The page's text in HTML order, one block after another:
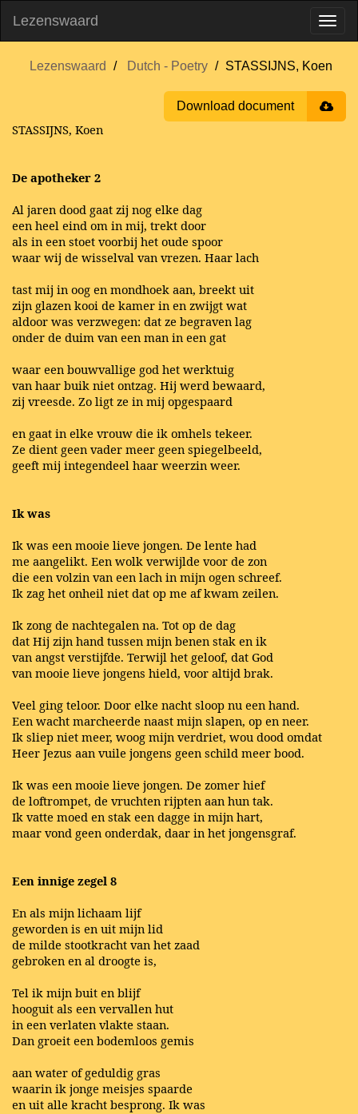
Lezenswaard
Lezenswaard Dutch - Poetry STASSIJNS, Koen
Download document
STASSIJNS, Koen
De apotheker 2
Al jaren dood gaat zij nog elke dag
een heel eind om in mij, trekt door
als in een stoet voorbij het oude spoor
waar wij de wisselval van vrezen. Haar lach
tast mij in oog en mondhoek aan, breekt uit
zijn glazen kooi de kamer in en zwijgt wat
aldoor was verzwegen: dat ze begraven lag
onder de duim van een man in een gat
waar een bouwvallige god het werktuig
van haar buik niet ontzag. Hij werd bewaard,
zij vreesde. Zo ligt ze in mij opgespaard
en gaat in elke vrouw die ik omhels tekeer.
Ze dient geen vader meer geen spiegelbeeld,
geeft mij integendeel haar weerzin weer.
Ik was
Ik was een mooie lieve jongen. De lente had
me aangelikt. Een wolk verwijlde voor de zon
die een volzin van een lach in mijn ogen schreef.
Ik zag het onheil niet dat op me af kwam zeilen.
Ik zong de nachtegalen na. Tot op de dag
dat Hij zijn hand tussen mijn benen stak en ik
van angst verstijfde. Terwijl het geloof, dat God
van mooie lieve jongens hield, voor altijd brak.
Veel ging teloor. Door elke nacht sloop nu een hand.
Een wacht marcheerde naast mijn slapen, op en neer.
Ik sliep niet meer, woog mijn verdriet, wou dood omdat
Heer Jezus aan vuile jongens geen schild meer bood.
Ik was een mooie lieve jongen. De zomer hief
de loftrompet, de vruchten rijpten aan hun tak.
Ik vatte moed en stak een dagge in mijn hart,
maar vond geen onderdak, daar in het jongensgraf.
Een innige zegel 8
En als mijn lichaam lijf
geworden is en uit mijn lid
de milde stootkracht van het zaad
gebroken en al droogte is,
Tel ik mijn buit en blijf
hooguit als een vervallen hut
in een verlaten vlakte staan.
Dan groeit een bodemloos gemis
aan water of geduldig gras
waarin ik jonge meisjes spaarde
en uit alle kracht besprong. Ik was